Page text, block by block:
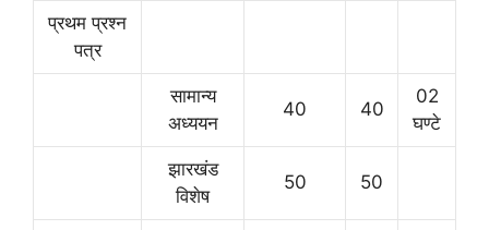
प्रथम प्रश्न
पत्र
सामान्य
अध्ययन
40 40
02
घण्टे
झारखंड
विशेष
50 50